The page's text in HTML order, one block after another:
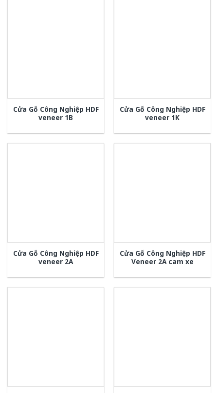
Cửa Gỗ Công Nghiệp HDF
veneer 1B
Cửa Gỗ Công Nghiệp HDF
veneer 1K
Cửa Gỗ Công Nghiệp HDF
veneer 2A
Cửa Gỗ Công Nghiệp HDF
Veneer 2A cam xe